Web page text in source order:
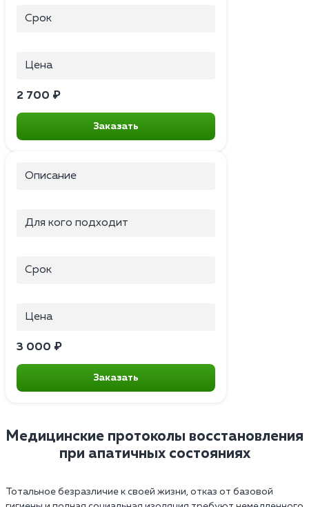
Срок
Цена
2 700 ₽
Заказать
Описание
Для кого подходит
Срок
Цена
3 000 ₽
Заказать
Медицинские протоколы восстановления
при апатичных состояниях
Тотальное безразличие к своей жизни, отказ от базовой